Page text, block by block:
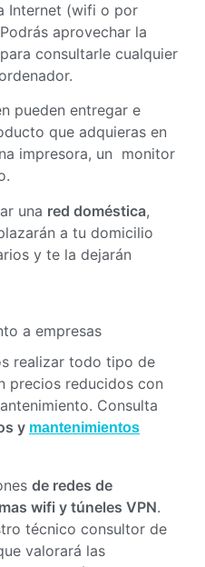
Internet (wifi o por
aprovechar la
consultarle cualquier
pueden entregar e
que adquieras en
impresora, un monitor
una red doméstica,
a tu domicilio
y te la dejarán
realizar todo tipo de
precios reducidos con
Consulta
y mantenimientos
de redes de
wifi y túneles VPN.
técnico consultor de
valorará las